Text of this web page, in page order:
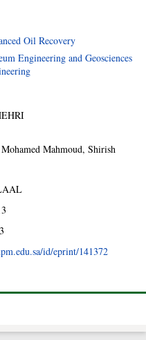
Oil Recovery
Engineering and Geosciences
Mohamed Mahmoud,Shirish
id/eprint/141372